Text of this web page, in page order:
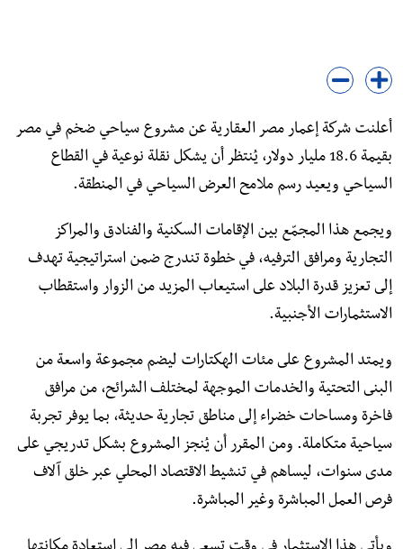
أعلنت شركة إعمار مصر العقارية عن مشروع سياحي ضخم في مصر
بقيمة 18.6 مليار دولار، يُنتظر أن يشكل نقلة نوعية في القطاع
السياحي ويعيد رسم ملامح العرض السياحي في المنطقة.
ويجمع هذا المجمّع بين الإقامات السكنية والفنادق والمراكز
التجارية ومرافق الترفيه، في خطوة تندرج ضمن استراتيجية تهدف
إلى تعزيز قدرة البلاد على استيعاب المزيد من الزوار واستقطاب
الاستثمارات الأجنبية.
ويمتد المشروع على مئات الهكتارات ليضم مجموعة واسعة من
البنى التحتية والخدمات الموجهة لمختلف الشرائح، من مرافق
فاخرة ومساحات خضراء إلى مناطق تجارية حديثة، بما يوفر تجربة
سياحية متكاملة. ومن المقرر أن يُنجز المشروع بشكل تدريجي على
مدى سنوات، ليساهم في تنشيط الاقتصاد المحلي عبر خلق آلاف
فرص العمل المباشرة وغير المباشرة.